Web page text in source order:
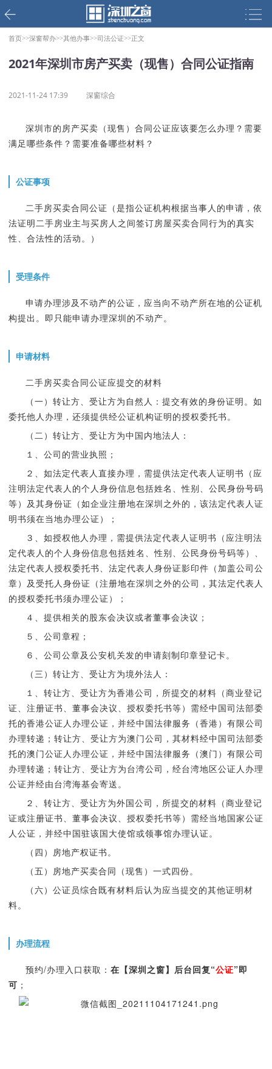
首页>>深窗帮办>>其他办事>>司法公证>>正文
2021年深圳市房产买卖（现售）合同公证指南
2021-11-24 17:39 深窗综合
深圳市的房产买卖（现售）合同公证应该要怎么办理？需要
满足哪些条件？需要准备哪些材料？
公证事项
二手房买卖合同公证（是指公证机构根据当事人的申请，依
法证明二手房业主与买房人之间签订房屋买卖合同行为的真实
性、合法性的活动。）
受理条件
申请办理涉及不动产的公证，应当向不动产所在地的公证机
构提出。即只能申请办理深圳的不动产。
申请材料
二手房买卖合同公证应提交的材料
（一）转让方、受让方为自然人：提交有效的身份证明。如
委托他人办理，还须提供经公证机构证明的授权委托书。
（二）转让方、受让方为中国内地法人：
１、公司的营业执照；
２、如法定代表人直接办理，需提供法定代表人证明书（应
注明法定代表人的个人身份信息包括姓名、性别、公民身份号码
等）及其身份证（如企业注册地在深圳之外的，该法定代表人证
明书须在当地办理公证）；
３、如授权他人办理，需提供法定代表人证明书（应注明法
定代表人的个人身份信息包括姓名、性别、公民身份号码等）、
法定代表人授权委托书、法定代表人身份证影印件（加盖公司公
章）及受托人身份证（注册地在深圳之外的公司，其法定代表人
的授权委托书须办理公证）；
４、提供相关的股东会决议或者董事会决议；
５、公司章程；
６、公司公章及公安机关发的申请刻制印章登记卡。
（三）转让方、受让方为境外法人：
１、转让方、受让方为香港公司，所提交的材料（商业登记
证、注册证书、董事会决议、授权委托书等）需经中国司法部委
托的香港公证人办理公证，并经中国法律服务（香港）有限公司
办理转递；转让方、受让方为澳门公司，其材料经中国司法部委
托的澳门公证人办理公证，并经中国法律服务（澳门）有限公司
办理转递；转让方、受让方为台湾公司，经台湾地区公证人办理
公证并经由台湾海基会寄送。
２、转让方、受让方为外国公司，所提交的材料（商业登记
证或注册证书、董事会决议、授权委托书等）需经当地国家公证
人公证，并经中国驻该国大使馆或领事馆办理认证。
（四）房地产权证书。
（五）房地产买卖合同（现售）一式四份。
（六）公证员综合既有材料后认为应当提交的其他证明材
料。
办理流程
预约/办理入口获取： 在【深圳之窗】后台回复“公证”即
可 ；